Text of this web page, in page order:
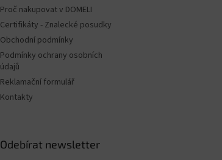
Proč nakupovat v DOMELI
Certifikáty - Znalecké posudky
Obchodní podmínky
Podmínky ochrany osobních
údajů
Reklamační formulář
Kontakty
Odebírat newsletter